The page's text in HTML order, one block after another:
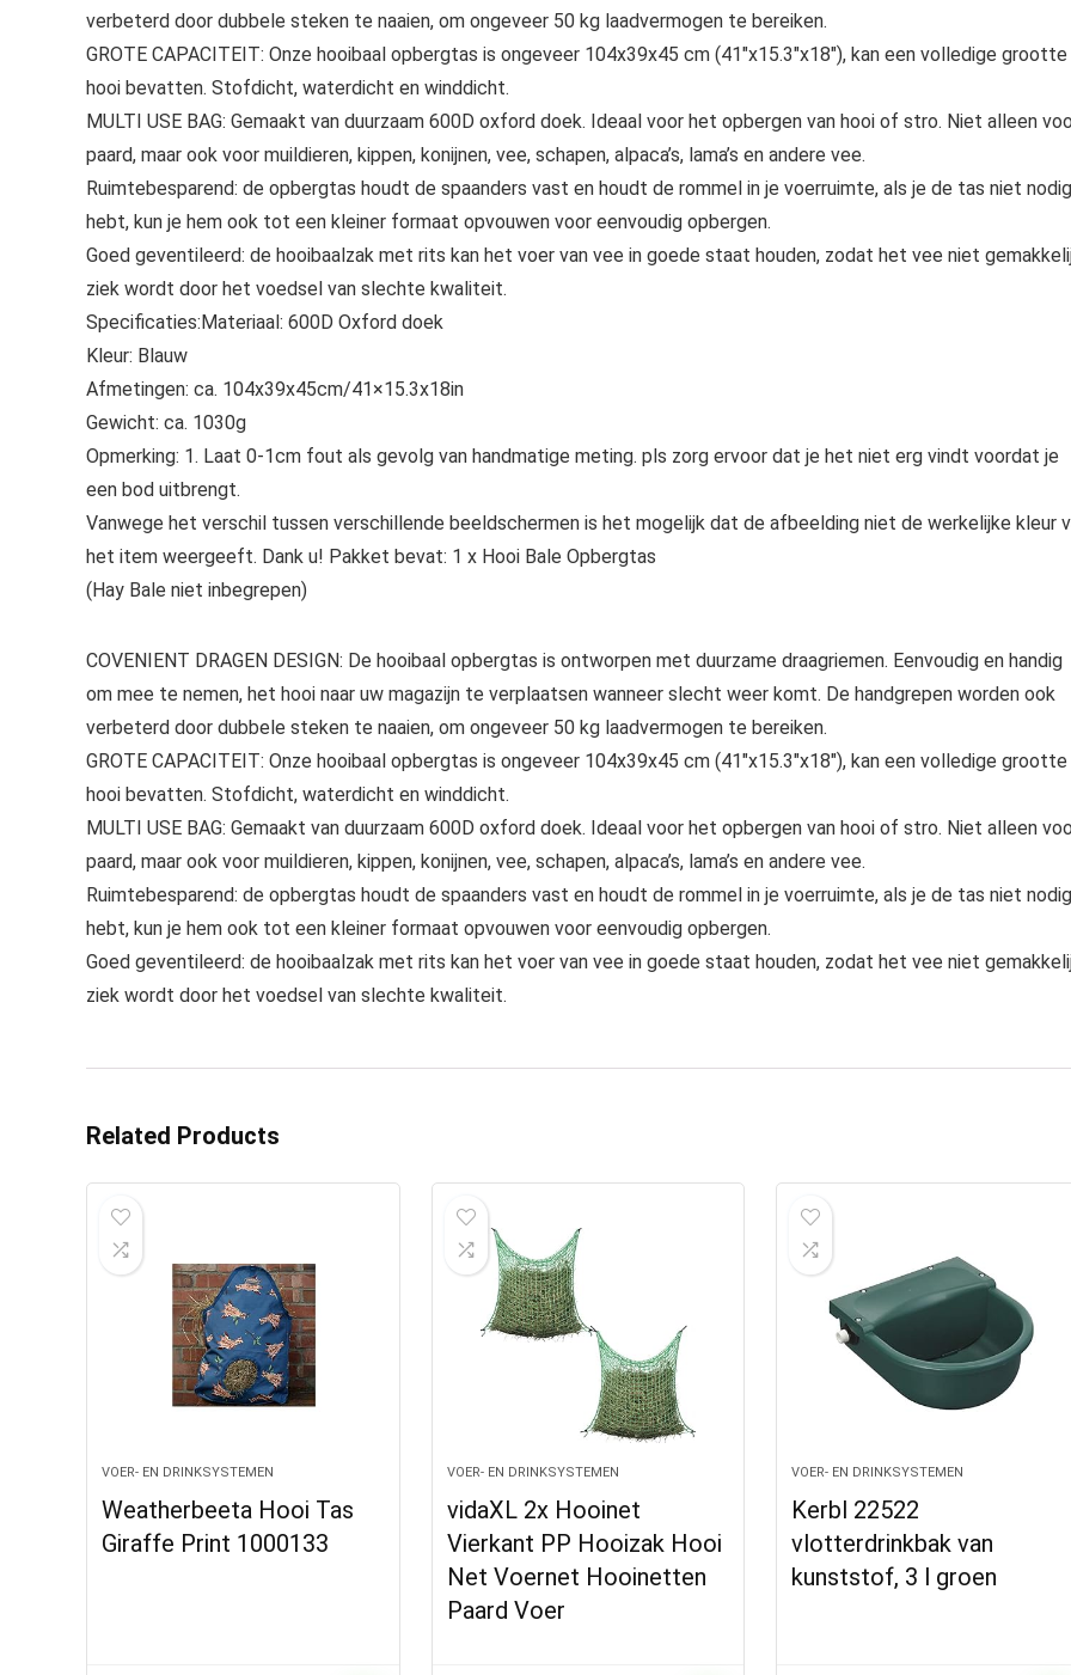
verbeterd door dubbele steken te naaien, om ongeveer 50 kg laadvermogen te bereiken.
GROTE CAPACITEIT: Onze hooibaal opbergtas is ongeveer 104x39x45 cm (41″x15.3″x18″), kan een volledige grootte
hooi bevatten. Stofdicht, waterdicht en winddicht.
MULTI USE BAG: Gemaakt van duurzaam 600D oxford doek. Ideaal voor het opbergen van hooi of stro. Niet alleen
paard, maar ook voor muildieren, kippen, konijnen, vee, schapen, alpaca’s, lama’s en andere vee.
Ruimtebesparend: de opbergtas houdt de spaanders vast en houdt de rommel in je voerruimte, als je de tas niet nodig
hebt, kun je hem ook tot een kleiner formaat opvouwen voor eenvoudig opbergen.
Goed geventileerd: de hooibaalzak met rits kan het voer van vee in goede staat houden, zodat het vee niet
ziek wordt door het voedsel van slechte kwaliteit.
Specificaties:Materiaal: 600D Oxford doek
Kleur: Blauw
Afmetingen: ca. 104x39x45cm/41×15.3x18in
Gewicht: ca. 1030g
Opmerking: 1. Laat 0-1cm fout als gevolg van handmatige meting. pls zorg ervoor dat je het niet erg vindt voordat je
een bod uitbrengt.
Vanwege het verschil tussen verschillende beeldschermen is het mogelijk dat de afbeelding niet de werkelijke kleur
het item weergeeft. Dank u! Pakket bevat: 1 x Hooi Bale Opbergtas
(Hay Bale niet inbegrepen)
COVENIENT DRAGEN DESIGN: De hooibaal opbergtas is ontworpen met duurzame draagriemen. Eenvoudig en handig
om mee te nemen, het hooi naar uw magazijn te verplaatsen wanneer slecht weer komt. De handgrepen worden ook
verbeterd door dubbele steken te naaien, om ongeveer 50 kg laadvermogen te bereiken.
GROTE CAPACITEIT: Onze hooibaal opbergtas is ongeveer 104x39x45 cm (41″x15.3″x18″), kan een volledige grootte
hooi bevatten. Stofdicht, waterdicht en winddicht.
MULTI USE BAG: Gemaakt van duurzaam 600D oxford doek. Ideaal voor het opbergen van hooi of stro. Niet alleen
paard, maar ook voor muildieren, kippen, konijnen, vee, schapen, alpaca’s, lama’s en andere vee.
Ruimtebesparend: de opbergtas houdt de spaanders vast en houdt de rommel in je voerruimte, als je de tas niet nodig
hebt, kun je hem ook tot een kleiner formaat opvouwen voor eenvoudig opbergen.
Goed geventileerd: de hooibaalzak met rits kan het voer van vee in goede staat houden, zodat het vee niet
ziek wordt door het voedsel van slechte kwaliteit.
Related Products
VOER- EN DRINKSYSTEMEN
Weatherbeeta Hooi Tas
Giraffe Print 1000133
VOER- EN DRINKSYSTEMEN
vidaXL 2x Hooinet
Vierkant PP Hooizak Hooi
Net Voernet Hooinetten
Paard Voer
VOER- EN DRINKSYSTEMEN
Kerbl 22522
vlotterdrinkbak van
kunststof, 3 l groen